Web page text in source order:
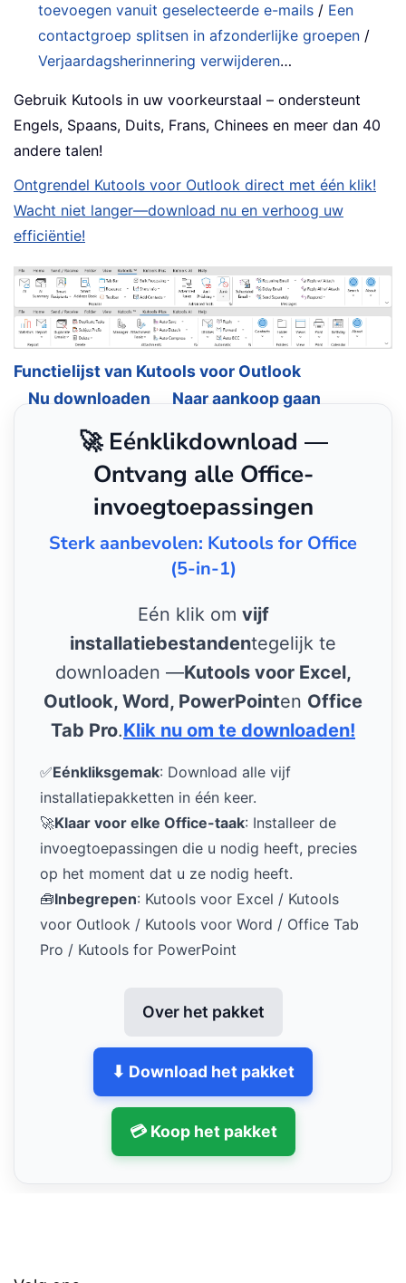
toevoegen vanuit geselecteerde e-mails / Een
contactgroep splitsen in afzonderlijke groepen /
Verjaardagsherinnering verwijderen…
Gebruik Kutools in uw voorkeurstaal – ondersteunt
Engels, Spaans, Duits, Frans, Chinees en meer dan 40
andere talen!
Ontgrendel Kutools voor Outlook direct met één klik!
Wacht niet langer—download nu en verhoog uw
efficiëntie!
Functielijst van Kutools voor Outlook
Nu downloaden
Naar aankoop gaan
🚀 Eénklikdownload —
Ontvang alle Office-
invoegtoepassingen
Sterk aanbevolen: Kutools for Office
(5-in-1)
Eén klik om vijf
installatiebestandentegelijk te
downloaden —Kutools voor Excel,
Outlook, Word, PowerPointen Office
Tab Pro.Klik nu om te downloaden!
✅Eénkliksgemak: Download alle vijf
installatiepakketten in één keer.
🚀Klaar voor elke Office-taak: Installeer de
invoegtoepassingen die u nodig heeft, precies
op het moment dat u ze nodig heeft.
🧰Inbegrepen: Kutools voor Excel / Kutools
voor Outlook / Kutools voor Word / Office Tab
Pro / Kutools for PowerPoint
Over het pakket
⬇ Download het pakket
💳 Koop het pakket